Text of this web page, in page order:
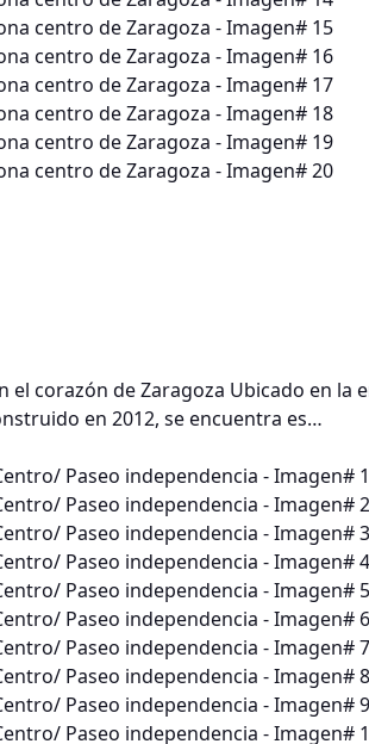
el corazón de Zaragoza Ubicado en la
en 2012, se encuentra es…